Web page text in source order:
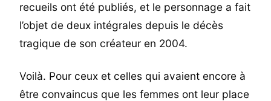
recueils ont été publiés, et le personnage a fait
l’objet de deux intégrales depuis le décès
tragique de son créateur en 2004.
Voilà. Pour ceux et celles qui avaient encore à
être convaincus que les femmes ont leur place